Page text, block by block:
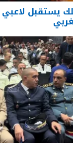
يستقبل لاعبي